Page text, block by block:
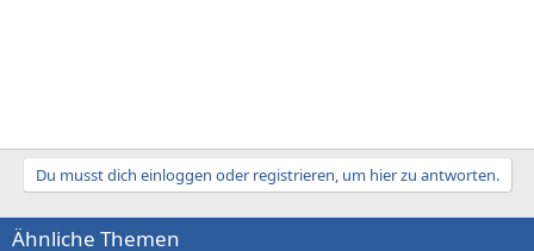
Du musst dich einloggen oder registrieren, um hier zu antworten.
Ähnliche Themen